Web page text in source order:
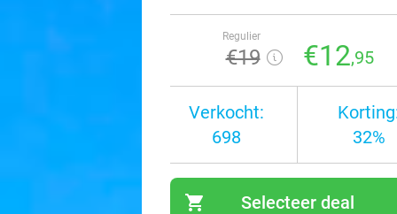
Regulier
€19 €12,95
Verkocht:
698
32%
shopping_cart Selecteer deal